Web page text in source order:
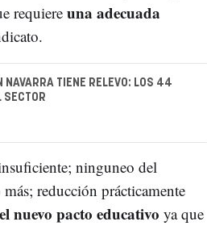
requiereuna adecuada
NAVARRA TIENE RELEVO: LOS 44
SECTOR
ninguneo del
reducción prácticamente
nuevo pacto educativo ya que